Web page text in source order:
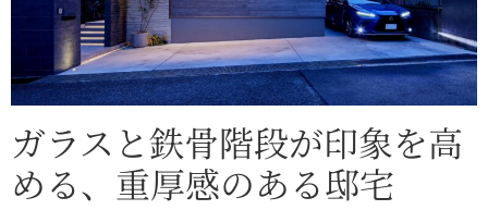
ガラスと鉄骨階段が印象を高
める、重厚感のある邸宅